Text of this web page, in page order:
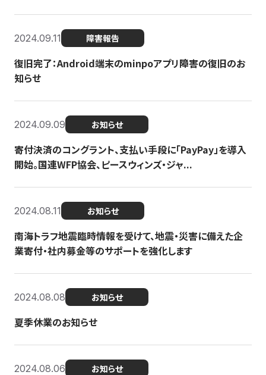
2024.09.11 障害報告
復旧完了：Android端末のminpoアプリ障害の復旧のお
知らせ
2024.09.09 お知らせ
寄付決済のコングラント、支払い手段に「PayPay」を導入
開始。国連WFP協会、ピースウィンズ・ジャ...
2024.08.11 お知らせ
南海トラフ地震臨時情報を受けて、地震・災害に備えた企
業寄付・社内募金等のサポートを強化します
2024.08.08 お知らせ
夏季休業のお知らせ
2024.08.06 お知らせ